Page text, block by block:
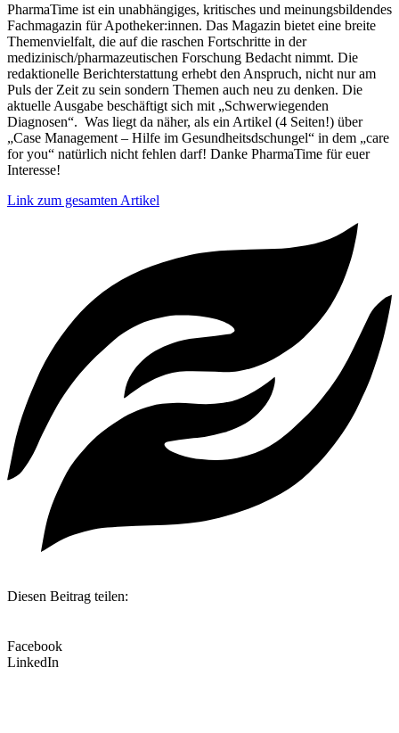
PharmaTime ist ein unabhängiges, kritisches und meinungsbildendes
Fachmagazin für Apotheker:innen. Das Magazin bietet eine breite
Themenvielfalt, die auf die raschen Fortschritte in der
medizinisch/pharmazeutischen Forschung Bedacht nimmt. Die
redaktionelle Berichterstattung erhebt den Anspruch, nicht nur am
Puls der Zeit zu sein sondern Themen auch neu zu denken. Die
aktuelle Ausgabe beschäftigt sich mit „Schwerwiegenden
Diagnosen“. Was liegt da näher, als ein Artikel (4 Seiten!) über
„Case Management – Hilfe im Gesundheitsdschungel“ in dem „care
for you“ natürlich nicht fehlen darf! Danke PharmaTime für euer
Interesse!
Link zum gesamten Artikel
Diesen Beitrag teilen:
Facebook
LinkedIn